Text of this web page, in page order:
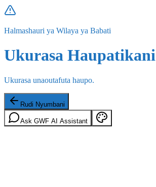
Halmashauri ya Wilaya ya Babati
Ukurasa Haupatikani
Ukurasa unaoutafuta haupo.
Rudi Nyumbani
Ask GWF AI Assistant